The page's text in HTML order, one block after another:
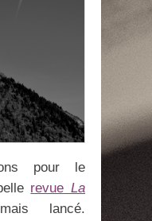
pour le
revueLa
lancé.